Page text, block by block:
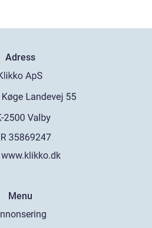
Adress
www.klikko.dk
Menu